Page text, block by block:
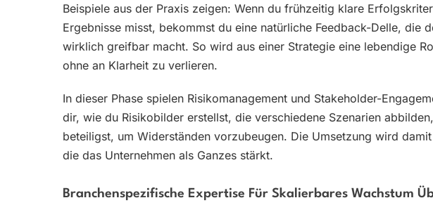
Beispiele aus der Praxis zeigen: Wenn du frühzeitig klare
Ergebnisse misst, bekommst du eine natürliche Feedback-Delle, die
wirklich greifbar macht. So wird aus einer Strategie eine lebendige
ohne an Klarheit zu verlieren.
In dieser Phase spielen Risikomanagement und Stakeholder-
dir, wie du Risikobilder erstellst, die verschiedene Szenarien
beteiligst, um Widerständen vorzubeugen. Die Umsetzung wird
die das Unternehmen als Ganzes stärkt.
Branchenspezifische Expertise Für Skalierbares Wachstum